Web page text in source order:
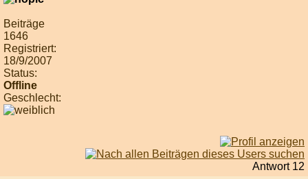
Beiträge
1646
Registriert:
18/9/2007
Status:
Offline
Geschlecht:
Antwort 12